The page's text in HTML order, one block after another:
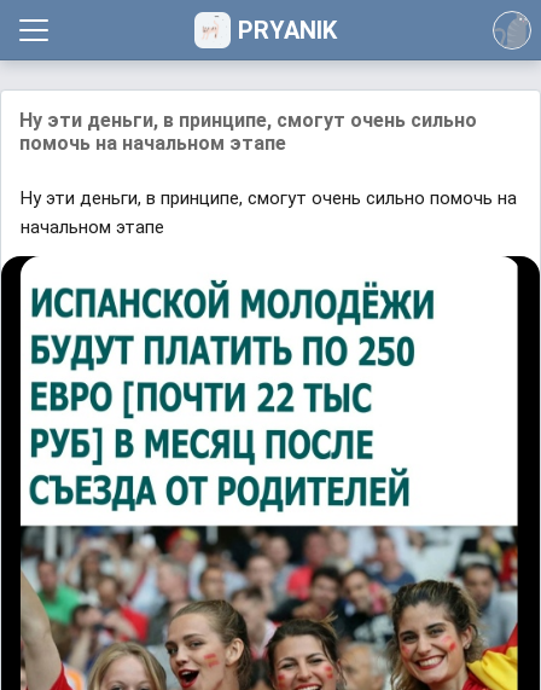
PRYANIK
Ну эти деньги, в принципе, смогут очень сильно
помочь на начальном этапе
Ну эти деньги, в принципе, смогут очень сильно помочь на
начальном этапе